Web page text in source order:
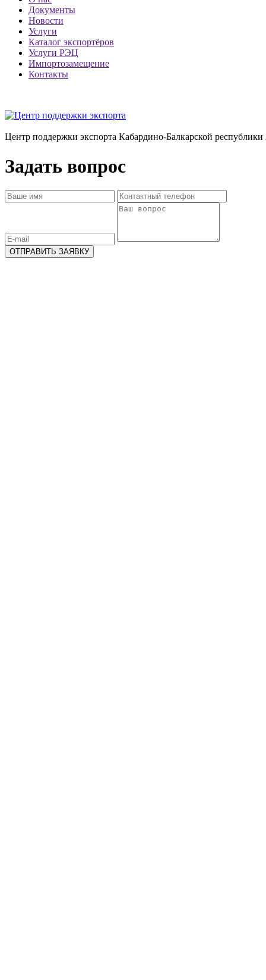
Документы
Новости
Услуги
Каталог экспортёров
Услуги РЭЦ
Импортозамещение
Контакты
Центр поддержки экспорта Кабардино-Балкарской республики
Задать вопрос
ОТПРАВИТЬ ЗАЯВКУ